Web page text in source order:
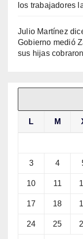
los trabajadores
Julio Martínez
Gobierno medió
sus hijas
L M
3 4
10 11
17 18
24 25